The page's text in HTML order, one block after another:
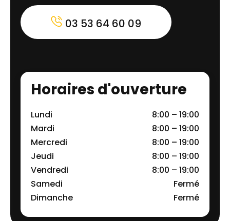
03 53 64 60 09
Horaires d'ouverture
Lundi
8:00 – 19:00
Mardi
8:00 – 19:00
Mercredi
8:00 – 19:00
Jeudi
8:00 – 19:00
Vendredi
8:00 – 19:00
Samedi
Fermé
Dimanche
Fermé